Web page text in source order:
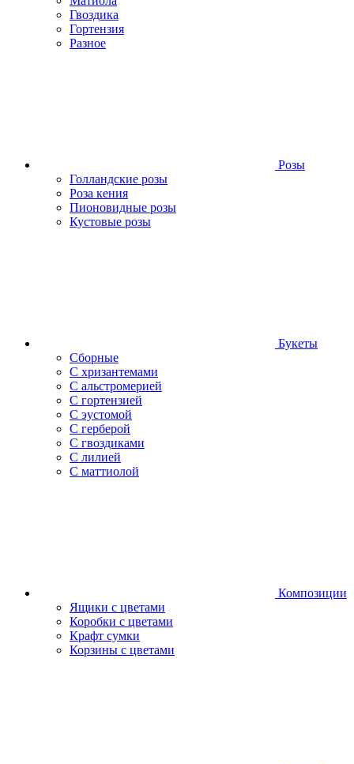
Гвоздика
Гортензия
Разное
Розы
Голландские розы
Роза кения
Пионовидные розы
Кустовые розы
Букеты
Сборные
С хризантемами
С альстромерией
С гортензией
С эустомой
С герберой
С гвоздиками
С лилией
С маттиолой
Композиции
Ящики с цветами
Коробки с цветами
Крафт сумки
Корзины с цветами